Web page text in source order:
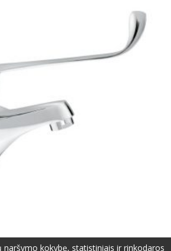
naršymo kokybę, statistiniais ir rinkodaros